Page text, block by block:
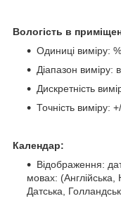
Вологість в
Одиниці виміру:
Діапазон виміру:
Дискретність
Точність виміру:
Календар:
Відображення:
мовах: (Англійська,
Датська,